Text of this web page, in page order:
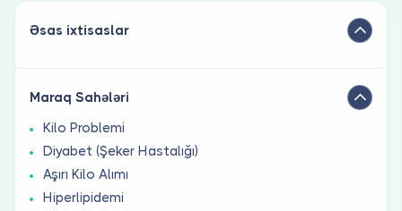
Əsas ixtisaslar
Maraq Sahələri
Kilo Problemi
Diyabet (Şeker Hastalığı)
Aşırı Kilo Alımı
Hiperlipidemi